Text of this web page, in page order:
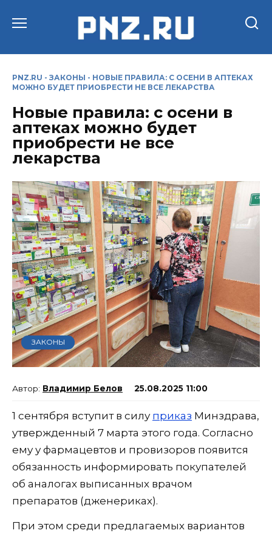
PNZ.RU - ЗАКОНЫ - НОВЫЕ ПРАВИЛА: С ОСЕНИ В АПТЕКАХ
МОЖНО БУДЕТ ПРИОБРЕСТИ НЕ ВСЕ ЛЕКАРСТВА
Новые правила: с осени в
аптеках можно будет
приобрести не все
лекарства
ЗАКОНЫ
Владимир Белов 25.08.2025 11:00
1 сентября вступит в силу приказ Минздрава,
утвержденный 7 марта этого года. Согласно
ему у фармацевтов и провизоров появится
обязанность информировать покупателей
об аналогах выписанных врачом
препаратов (дженериках).
При этом среди предлагаемых вариантов